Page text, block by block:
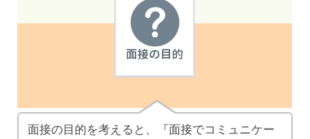
面接の目的を考えると、『面接でコミュニケー